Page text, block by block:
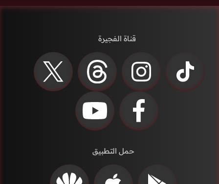
قناة الفجيرة
حمل التطبيق